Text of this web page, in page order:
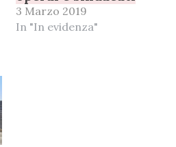
3 Marzo 2019
In "In evidenza"